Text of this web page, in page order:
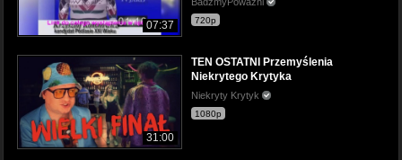
07:37 720p
31:00
TEN OSTATNI Przemyślenia
Niekrytego Krytyka
Niekryty Krytyk
1080p